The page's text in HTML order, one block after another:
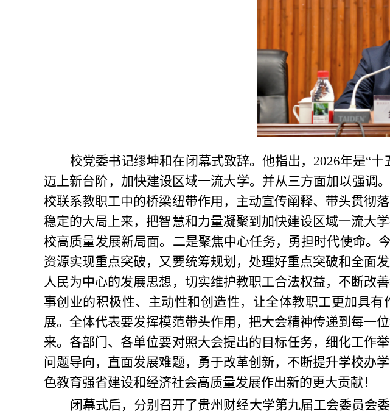
校党委书记缪坤和在闭幕式致辞。他指出，2026年是“
迈上新台阶，加快建设区域一流大学。并从三方面加以强调
校联系教职工中的桥梁纽带作用，主动宣传阐释、带头贯彻
稳定的大局上来，把智慧和力量凝聚到加快建设区域一流大
校高质量发展新局面。二是聚焦中心任务，勇担时代使命。
资源实现重点突破，又要统筹规划，处理好重点突破和全面
人民为中心的发展思想，切实维护教职工合法权益，不断改
事创业的积极性、主动性和创造性，让全体教职工更加具
展。全体代表要发挥模范带头作用，把大会精神传递到每一
来。各部门、各单位要对照大会提出的目标任务，细化工作
问题导向，直面发展难题，勇于改革创新，不断提升学校办
色教育强省建设和经济社会高质量发展作出新的更大贡献！
闭幕式后，分别召开了贵州财经大学第九届工会委员会